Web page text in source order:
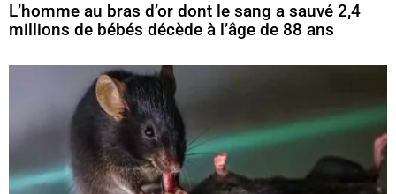
L’homme au bras d’or dont le sang a sauvé 2,4
millions de bébés décède à l’âge de 88 ans